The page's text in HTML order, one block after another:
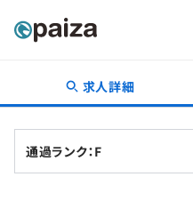
転職・キャリア
新卒就活
求人詳細
通過ランク：F